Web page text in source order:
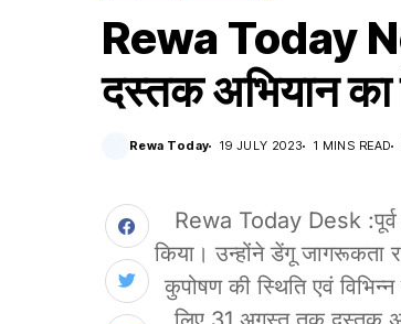
Rewa Today
दस्तक अभियान का
Rewa Today 19 JULY 2023 1 MINS READ
Rewa Today Desk :पूर्व
किया। उन्होंने डेंगू जागरूकता
कुपोषण की स्थिति एवं